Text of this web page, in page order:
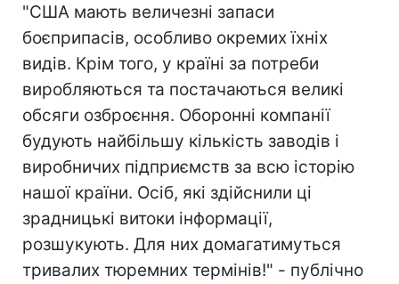
"США мають величезні запаси
боєприпасів, особливо окремих їхніх
видів. Крім того, у країні за потреби
виробляються та постачаються великі
обсяги озброєння. Оборонні компанії
будують найбільшу кількість заводів і
виробничих підприємств за всю історію
нашої країни. Осіб, які здійснили ці
зрадницькі витоки інформації,
розшукують. Для них домагатимуться
тривалих тюремних термінів!" - публічно